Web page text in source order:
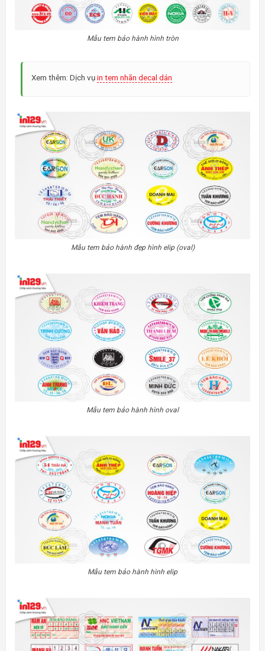
Mẫu tem bảo hành hình tròn
Xem thêm: Dịch vụin tem nhãn decal dán
Mẫu tem bảo hành đẹp hình elip (oval)
Mẫu tem bảo hành hình oval
Mẫu tem bảo hành hình elip